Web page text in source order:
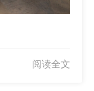
阅读全文